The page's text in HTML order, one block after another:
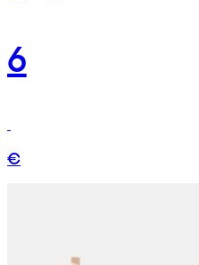
6
€